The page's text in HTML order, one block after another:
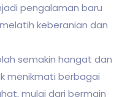
pengalaman baru
keberanian dan
semakin hangat dan
menikmati berbagai
mulai dari bermain